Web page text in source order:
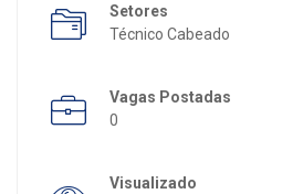
Setores
Técnico Cabeado
Vagas Postadas
0
Visualizado